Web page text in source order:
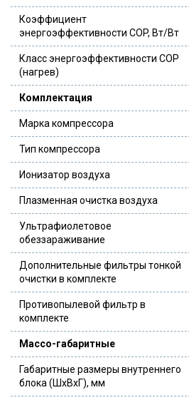
Коэффициент
энергоэффективности COP, Вт/Вт
Класс энергоэффективности COP
(нагрев)
Комплектация
Марка компрессора
Тип компрессора
Ионизатор воздуха
Плазменная очистка воздуха
Ультрафиолетовое
обеззараживание
Дополнительные фильтры тонкой
очистки в комплекте
Противопылевой фильтр в
комплекте
Массо-габаритные
Габаритные размеры внутреннего
блока (ШxВxГ), мм